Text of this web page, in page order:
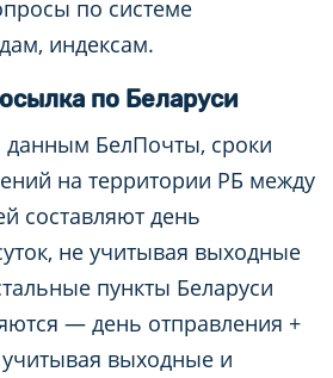
по системе
индексам.
по Беларуси
БелПочты, сроки
на территории РБ между
составляют день
не учитывая выходные
пункты Беларуси
— день отправления +
учитывая выходные и